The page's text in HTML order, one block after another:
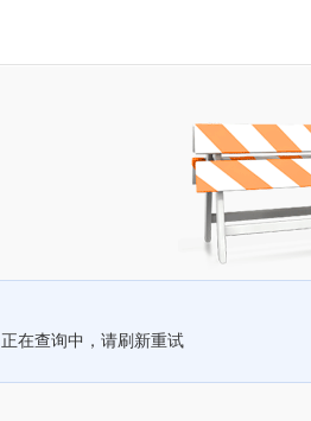
正在查询中，请刷新重试